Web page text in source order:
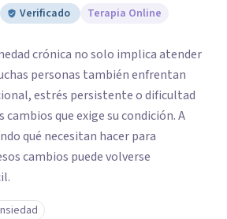
Verificado Terapia Online
crónica no solo implica atender
personas también enfrentan
estrés persistente o dificultad
cambios que exige su condición. A
qué necesitan hacer para
cambios puede volverse